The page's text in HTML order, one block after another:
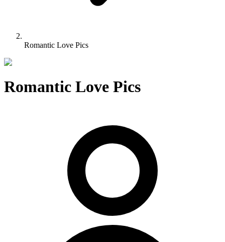
Romantic Love Pics
Romantic Love Pics